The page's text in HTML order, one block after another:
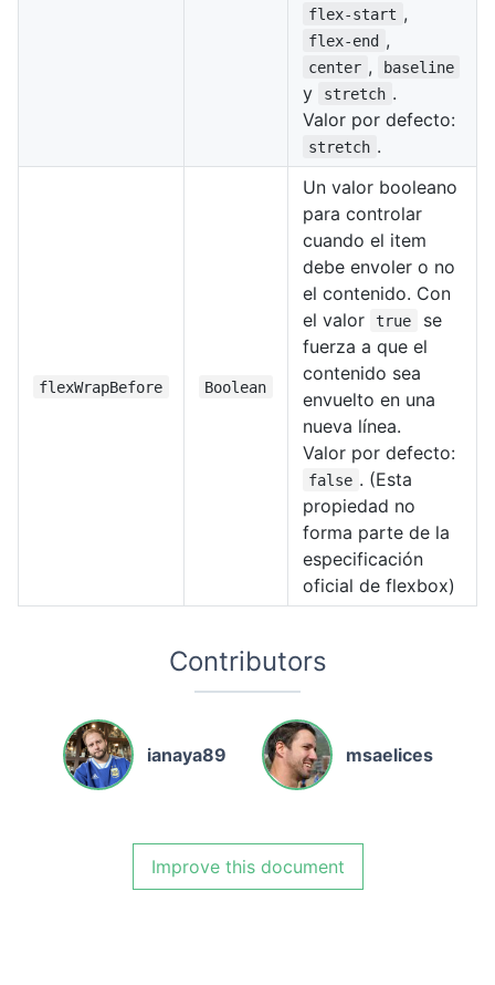
flex-start ,
flex-end ,
center , baseline
y stretch .
Valor por defecto:
stretch .
flexWrapBefore Boolean
Un valor booleano
para controlar
cuando el item
debe envoler o no
el contenido. Con
el valor
true
se
fuerza a que el
contenido sea
envuelto en una
nueva línea.
Valor por defecto:
false . (Esta
propiedad no
forma parte de la
especificación
oficial de flexbox)
Contributors
ianaya89 msaelices
Improve this document